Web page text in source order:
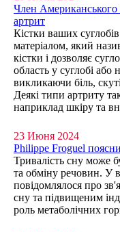
Член Американського
артрит
Кістки ваших
матеріалом, який
кістки і дозволяє
область у суглобі або
викликаючи біль,
Деякі типи артриту
наприклад шкіру та
23 Июня 2024
Philippe Froguel
Тривалість сну може
та обміну речовин. У
повідомлялося про
сну та підвищеним
роль метаболічних